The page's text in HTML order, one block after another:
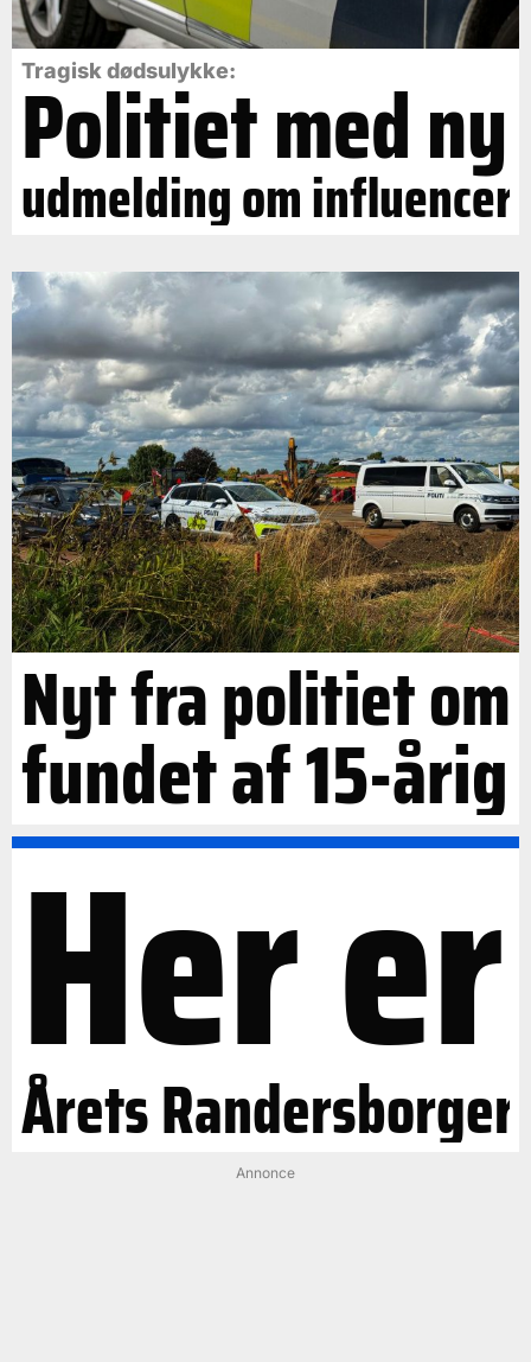
Tragisk dødsulykke:
Politiet med ny
udmelding om influencer
Nyt fra politiet om
fundet af 15-årig
Her er
Årets Randersborger
Annonce